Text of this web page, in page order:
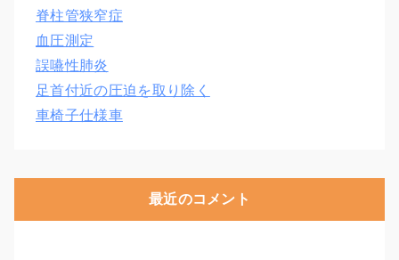
脊柱管狭窄症
血圧測定
誤嚥性肺炎
足首付近の圧迫を取り除く
車椅子仕様車
最近のコメント